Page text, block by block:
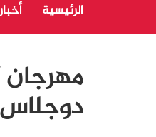
الرئيسية
مهرجان
دوجلاس